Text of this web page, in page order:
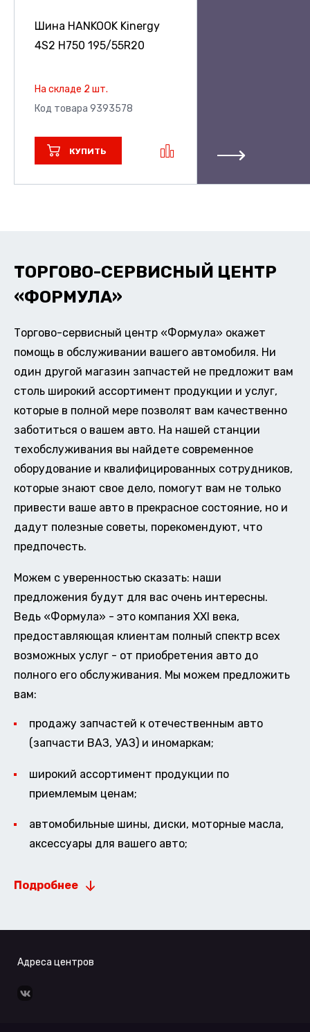
Шина HANKOOK Kinergy
4S2 H750 195/55R20
На складе 2 шт.
Код товара 9393578
КУПИТЬ
ТОРГОВО-СЕРВИСНЫЙ ЦЕНТР
«ФОРМУЛА»
Торгово-сервисный центр «Формула» окажет
помощь в обслуживании вашего автомобиля. Ни
один другой магазин запчастей не предложит вам
столь широкий ассортимент продукции и услуг,
которые в полной мере позволят вам качественно
заботиться о вашем авто. На нашей станции
техобслуживания вы найдете современное
оборудование и квалифицированных сотрудников,
которые знают свое дело, помогут вам не только
привести ваше авто в прекрасное состояние, но и
дадут полезные советы, порекомендуют, что
предпочесть.
Можем с уверенностью сказать: наши
предложения будут для вас очень интересны.
Ведь «Формула» - это компания XXI века,
предоставляющая клиентам полный спектр всех
возможных услуг - от приобретения авто до
полного его обслуживания. Мы можем предложить
вам:
продажу запчастей к отечественным авто
(запчасти ВАЗ, УАЗ) и иномаркам;
широкий ассортимент продукции по
приемлемым ценам;
автомобильные шины, диски, моторные масла,
аксессуары для вашего авто;
Подробнее
Адреса центров